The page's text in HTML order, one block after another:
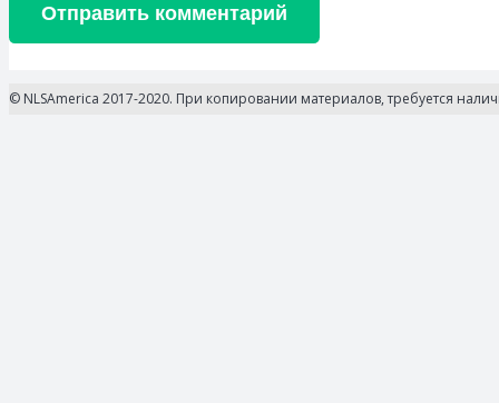
Отправить комментарий
© NLSAmerica 2017-2020. При копировании материалов, требуется